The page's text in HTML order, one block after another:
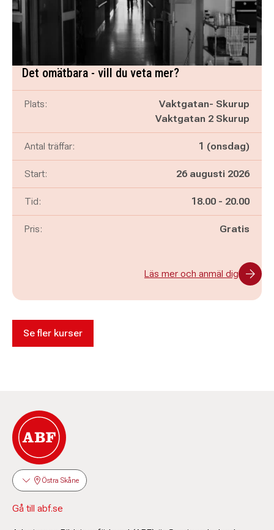
Det omätbara - vill du veta mer?
Plats:
Vaktgatan- Skurup
Vaktgatan 2 Skurup
Antal träffar: 1 (onsdag)
Start: 26 augusti 2026
Tid: Pågår mellan
18.00 - och
20.00
Pris: Gratis
Läs mer och anmäl dig
Se fler kurser
Östra Skåne
Gå till abf.se